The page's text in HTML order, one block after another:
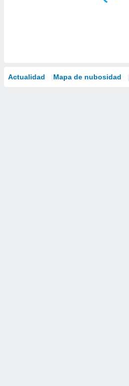
Actualidad Mapa de nubosidad